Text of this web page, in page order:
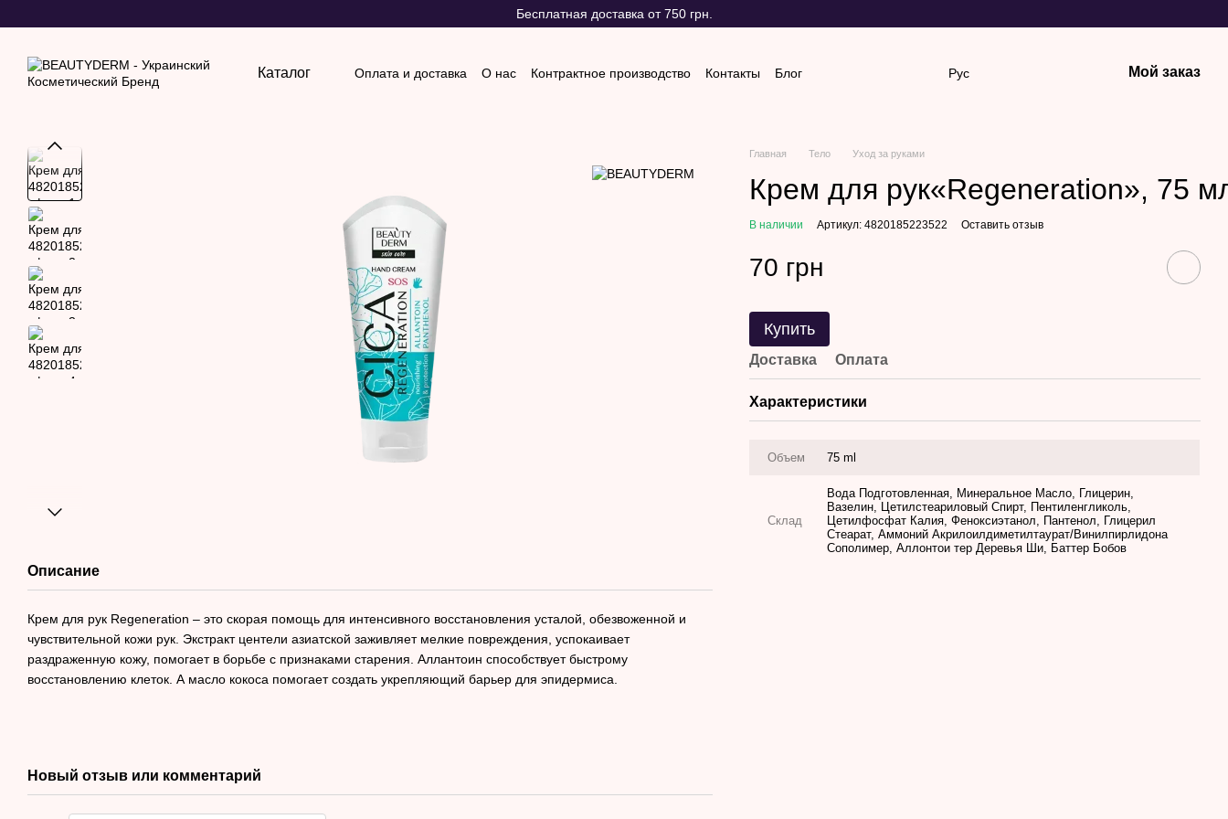
Бесплатная доставка от 750 грн.
Каталог Оплата и доставка О нас Контрактное производство Контакты
Блог
Рус Мой заказ
Описание
Крем для рук Regeneration – это скорая помощь для интенсивного восстановления усталой, обезвоженной и
чувствительной кожи рук. Экстракт центели азиатской заживляет мелкие повреждения, успокаивает
раздраженную кожу, помогает в борьбе с признаками старения. Аллантоин способствует быстрому
восстановлению клеток. А масло кокоса помогает создать укрепляющий барьер для эпидермиса.
Новый отзыв или комментарий
Главная Тело Уход за руками
Крем для рук«Regeneration», 75
В наличии Артикул: 4820185223522 Оставить отзыв
70 грн
Купить
Доставка Оплата
Характеристики
Объем 75 ml
Склад
Вода Подготовленная, Минеральное Масло, Глицерин,
Вазелин, Цетилстеариловый Спирт, Пентиленгликоль,
Цетилфосфат Калия, Феноксиэтанол, Пантенол, Глицерил
Стеарат, Аммоний Акрилоилдиметилтаурат/Винилпирлидона
Сополимер, Аллонтои тер Деревья Ши, Баттер Бобов